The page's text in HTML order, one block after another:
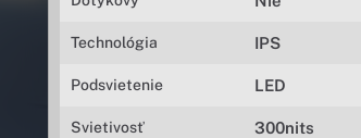
Technológia IPS
Podsvietenie LED
Svietivosť 300nits